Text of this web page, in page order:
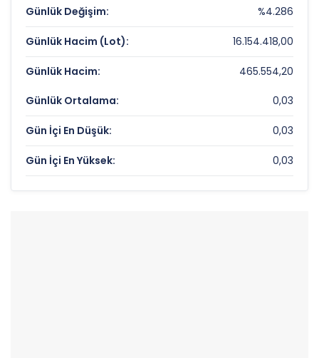
Günlük Değişim: %4.286
Günlük Hacim (Lot): 16.154.418,00
Günlük Hacim: 465.554,20
Günlük Ortalama: 0,03
Gün İçi En Düşük: 0,03
Gün İçi En Yüksek: 0,03